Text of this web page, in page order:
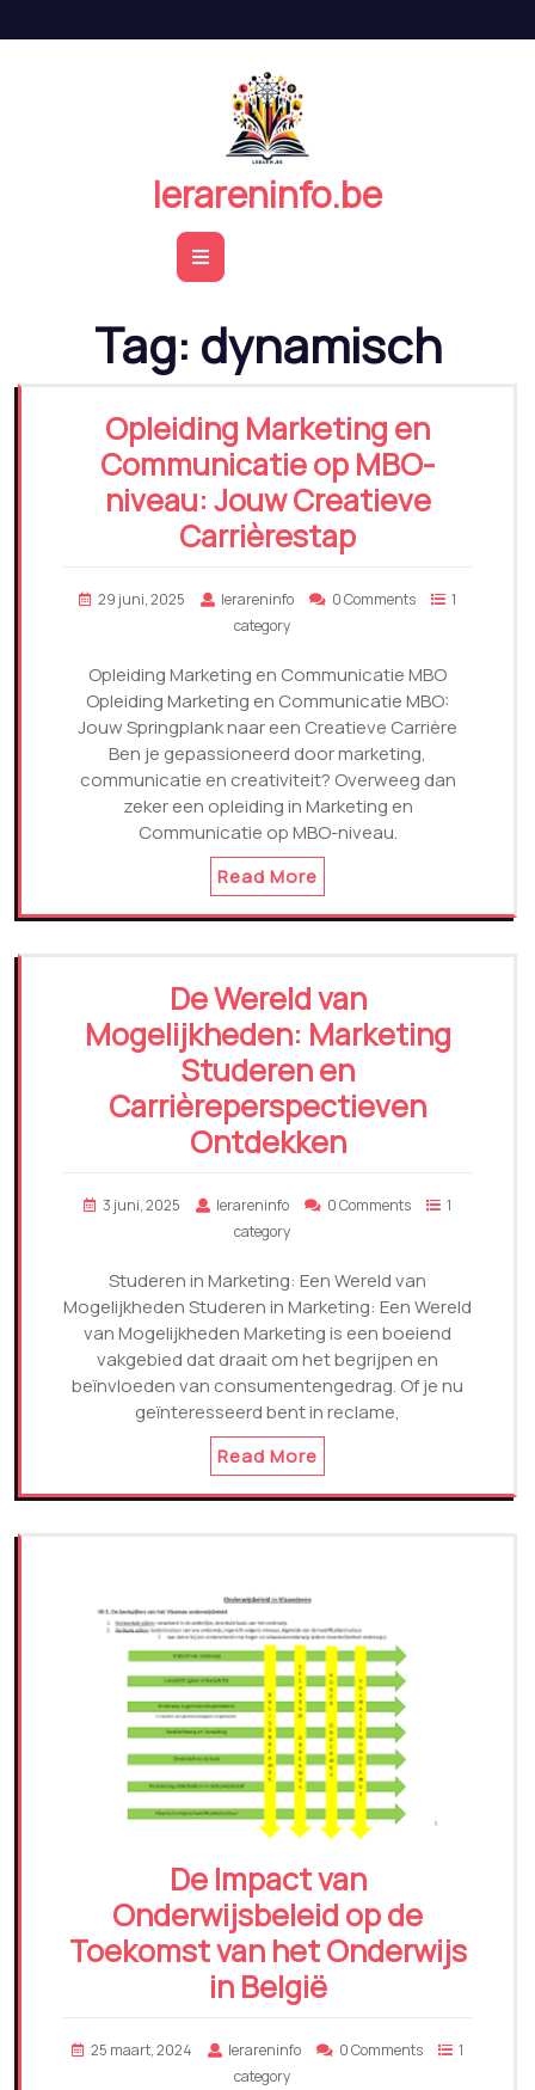
de
lerareninfo.be
Open
Tag: dynamisch
Opleiding Marketing en
Communicatie op MBO-
niveau: Jouw Creatieve
Carrièrestap
29 juni, 2025 lerareninfo 0 Comments
1
category
Opleiding Marketing en Communicatie MBO
Opleiding Marketing en Communicatie MBO:
Jouw Springplank naar een Creatieve Carrière
Ben je gepassioneerd door marketing,
communicatie en creativiteit? Overweeg dan
zeker een opleiding in Marketing en
Communicatie op MBO-niveau.
Read More
De Wereld van
Mogelijkheden: Marketing
Studeren en
Carrièreperspectieven
Ontdekken
3 juni, 2025 lerareninfo 0 Comments
1
category
Studeren in Marketing: Een Wereld van
Mogelijkheden Studeren in Marketing: Een Wereld
van Mogelijkheden Marketing is een boeiend
vakgebied dat draait om het begrijpen en
beïnvloeden van consumentengedrag. Of je nu
geïnteresseerd bent in reclame,
Read More
De Impact van
Onderwijsbeleid op de
Toekomst van het Onderwijs
in België
25 maart, 2024 lerareninfo 0 Comments
1
category